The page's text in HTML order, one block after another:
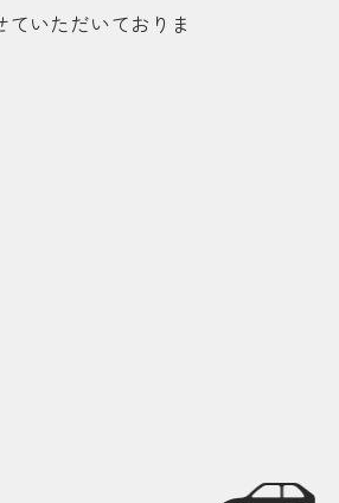
いただいておりま